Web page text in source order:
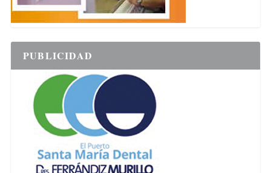
PUBLICIDAD